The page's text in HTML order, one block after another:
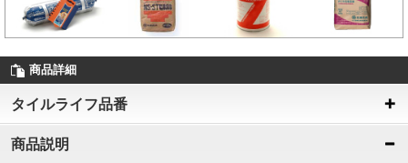
商品詳細
タイルライフ品番
商品説明